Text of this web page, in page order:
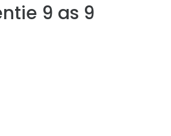
9 as 9